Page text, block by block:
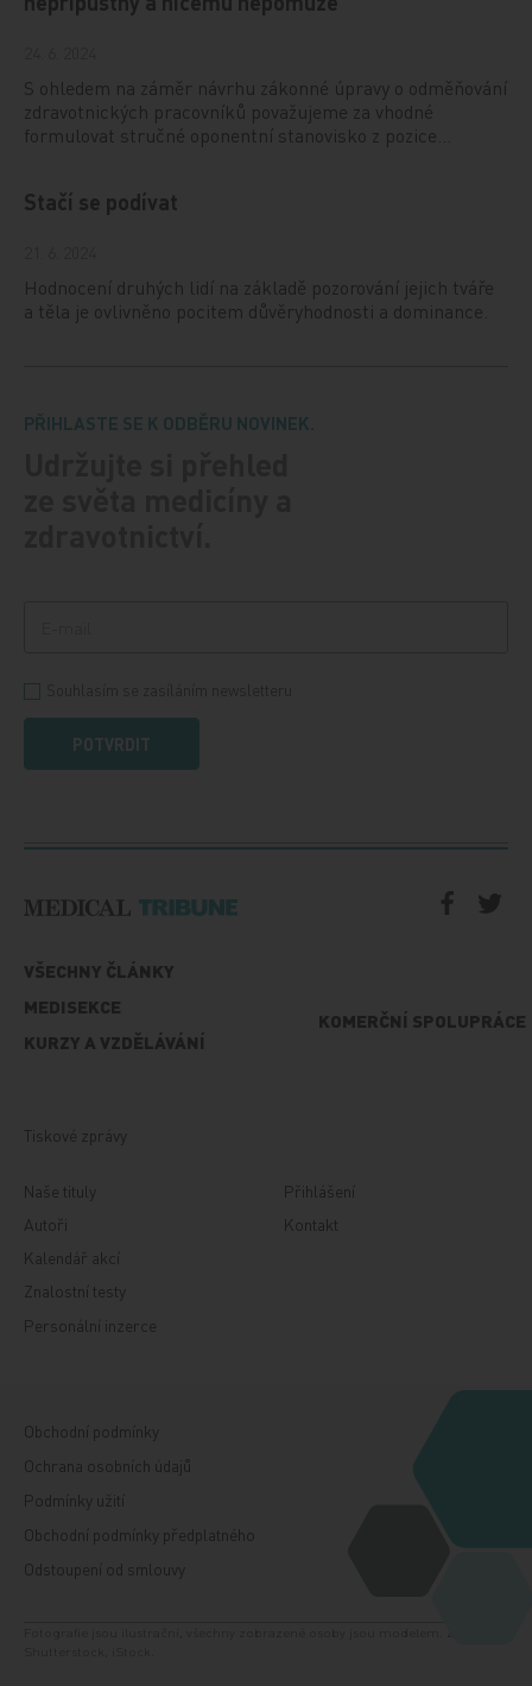
S ohledem na záměr návrhu zákonné úpravy o odměňování
zdravotnických pracovníků považujeme za vhodné
formulovat stručné oponentní stanovisko z pozice…
Stačí se podívat
Hodnocení druhých lidí na základě pozorování jejich tváře
a těla je ovlivněno pocitem důvěryhodnosti a dominance.
PŘIHLASTE SE K ODBĚRU NOVINEK.
POTVRDIT
VŠECHNY ČLÁNKY
MEDISEKCE
KURZY A VZDĚLÁVÁNÍ
KOMERČNÍ SPOLUPRÁCE
Tiskové zprávy
Naše tituly
Autoři
Kalendář akcí
Znalostní testy
Personální inzerce
Přihlášení
Kontakt
Obchodní podmínky
Ochrana osobních údajů
Podmínky užití
Obchodní podmínky předplatného
Odstoupení od smlouvy